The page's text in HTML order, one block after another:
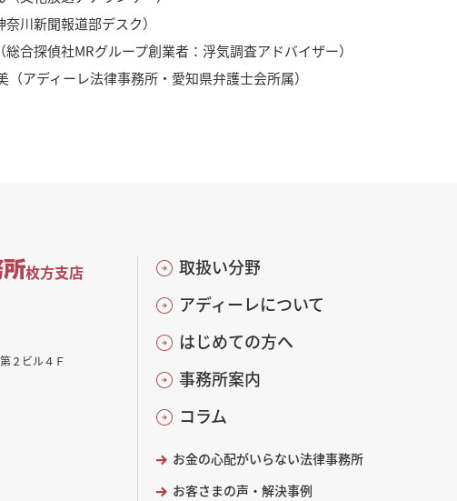
川新聞報道部デスク）
合探偵社MRグループ創業者：浮気調査アドバイザー）
（アディーレ法律事務所・愛知県弁護士会所属）
枚方支店
２ビル４Ｆ
取扱い分野
アディーレについて
はじめての方へ
事務所案内
コラム
お金の心配がいらない法律事務所
お客さまの声・解決事例